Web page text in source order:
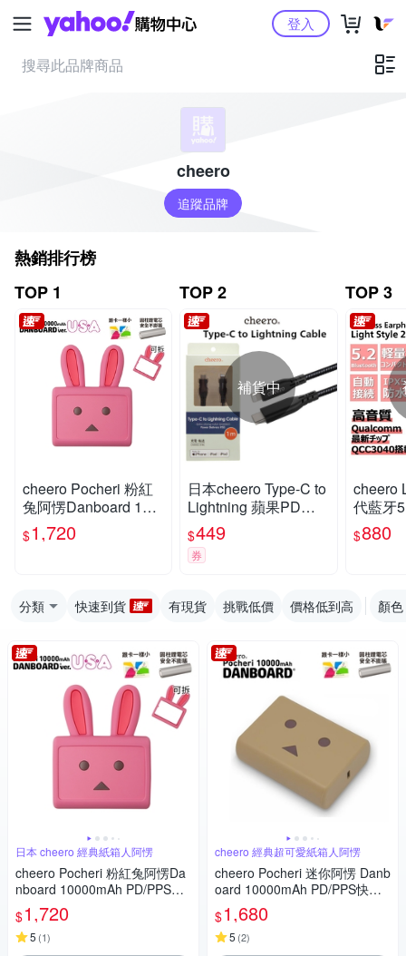
Yahoo購物中心登入
cheero
追蹤品牌
熱銷排行榜
TOP 1
cheero Pocheri 粉紅
兔阿愣Danboard 100
00mAh PD/PPS快充
行動電源
$1,720
TOP 2
補貨中
日本cheero Type-C to
Lightning 蘋果PD快
充線 100公分
$449
券
TOP 3
cheero
代藍牙
$880
分類 快速到貨 有現貨 挑戰低價 價格低到高 顏色
日本 cheero 經典紙箱人阿愣
cheero Pocheri 粉紅兔阿愣Da
nboard 10000mAh PD/PPS快
充行動電源
$1,720
5 (1)
cheero 經典超可愛紙箱人阿愣
cheero Pocheri 迷你阿愣 Danb
oard 10000mAh PD/PPS快充
行動電源
$1,680
5 (2)